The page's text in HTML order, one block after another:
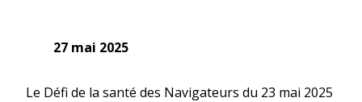
27 mai 2025
Le Défi de la santé des Navigateurs du 23 mai 2025